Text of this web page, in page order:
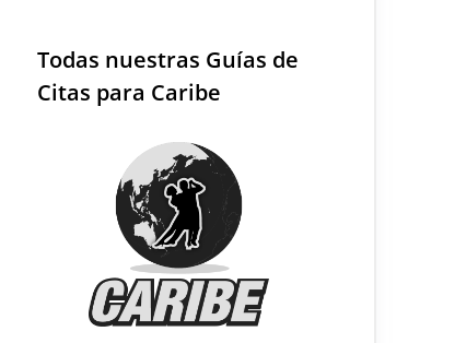
Todas nuestras Guías de
Citas para Caribe